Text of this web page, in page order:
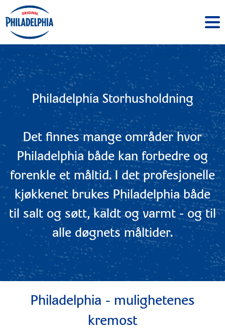
Philadelphia Storhusholdning
Det finnes mange områder hvor
Philadelphia både kan forbedre og
forenkle et måltid. I det profesjonelle
kjøkkenet brukes Philadelphia både
til salt og søtt, kaldt og varmt - og til
alle døgnets måltider.
Philadelphia - mulighetenes
kremost